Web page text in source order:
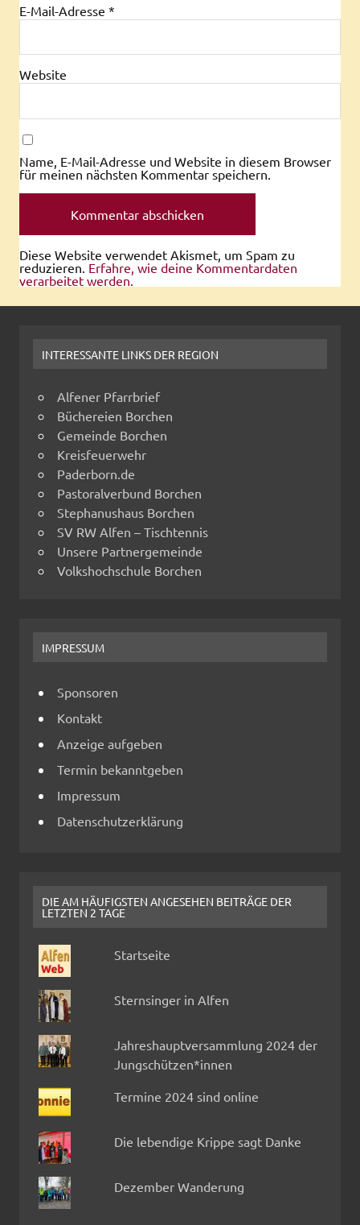
E-Mail-Adresse *
Website
Name, E-Mail-Adresse und Website in diesem Browser
für meinen nächsten Kommentar speichern.
Diese Website verwendet Akismet, um Spam zu
reduzieren. Erfahre, wie deine Kommentardaten
verarbeitet werden.
INTERESSANTE LINKS DER REGION
Alfener Pfarrbrief
Büchereien Borchen
Gemeinde Borchen
Kreisfeuerwehr
Paderborn.de
Pastoralverbund Borchen
Stephanushaus Borchen
SV RW Alfen – Tischtennis
Unsere Partnergemeinde
Volkshochschule Borchen
IMPRESSUM
Sponsoren
Kontakt
Anzeige aufgeben
Termin bekanntgeben
Impressum
Datenschutzerklärung
DIE AM HÄUFIGSTEN ANGESEHEN BEITRÄGE DER
LETZTEN 2 TAGE
Startseite
Sternsinger in Alfen
Jahreshauptversammlung 2024 der
Jungschützen*innen
Termine 2024 sind online
Die lebendige Krippe sagt Danke
Dezember Wanderung